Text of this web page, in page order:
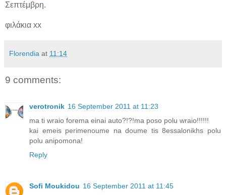
Σεπτέμβρη.
φιλάκια xx
Florendia at 11:14
9 comments:
verotronik 16 September 2011 at 11:23
ma ti wraio forema einai auto?!?!ma poso polu wraio!!!!!!
kai emeis perimenoume na doume tis 8essalonikhs polu
polu anipomona!
Reply
Sofi Moukidou 16 September 2011 at 11:45